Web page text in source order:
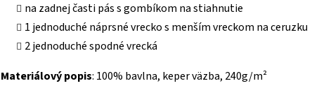
na zadnej časti pás s gombíkom na stiahnutie
1 jednoduché náprsné vrecko s menším vreckom na ceruzku
2 jednoduché spodné vrecká
Materiálový popis: 100% bavlna, keper väzba, 240g/m²